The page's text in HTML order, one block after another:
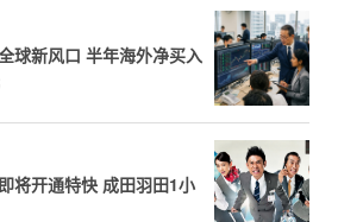
球新风口 半年海外净买入
将开通特快 成田羽田1小